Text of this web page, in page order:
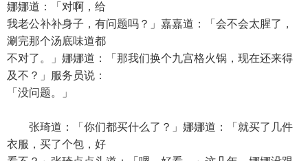
娜娜道：「对啊，给
我老公补补身子，有问题吗？」嘉嘉道：「会不会太腥了，
涮完那个汤底味道都
不对了。」娜娜道：「那我们换个九宫格火锅，现在还来得
及不？」服务员说：
「没问题。」
张琦道：「你们都买什么了？」娜娜道：「就买了几件
衣服，买了个包，好